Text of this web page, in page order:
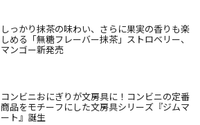
しっかり抹茶の味わい、さらに果実の香りも楽
しめる「無糖フレーバー抹茶」ストロベリー、
マンゴー新発売
コンビニおにぎりが文房具に！コンビニの定番
商品をモチーフにした文房具シリーズ『ジムマ
ート』誕生